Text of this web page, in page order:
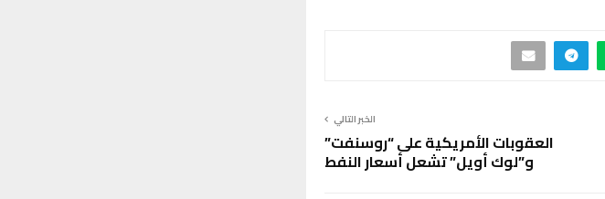
الخبر التالي
العقوبات الأمريكية على “روسنفت”
و”لوك أويل” تشعل أسعار النفط